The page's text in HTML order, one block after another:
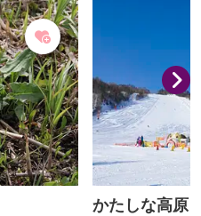
かたしな高原